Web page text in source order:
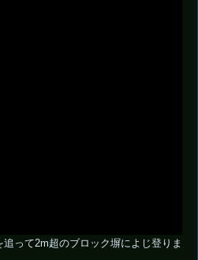
って2m超のブロック塀によじ登りま